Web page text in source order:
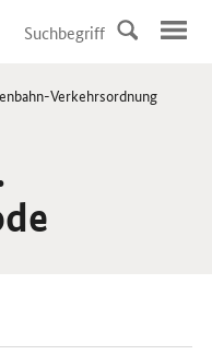
Verkehrsordnung